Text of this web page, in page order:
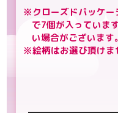
※クローズドパッケー
で7個が入っていま
い場合がございます
※絵柄はお選び頂けま